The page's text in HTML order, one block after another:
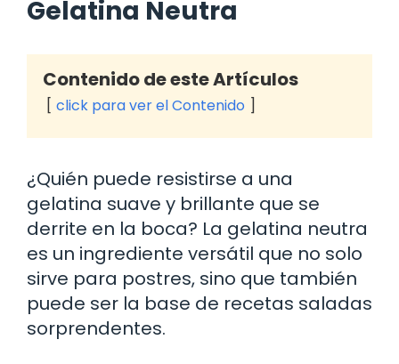
Gelatina Neutra
Contenido de este Artículos
click para ver el Contenido
¿Quién puede resistirse a una
gelatina suave y brillante que se
derrite en la boca? La gelatina neutra
es un ingrediente versátil que no solo
sirve para postres, sino que también
puede ser la base de recetas saladas
sorprendentes.